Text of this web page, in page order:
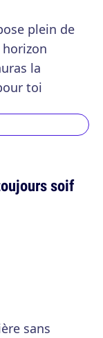
plein de
la
toi
soif
sans